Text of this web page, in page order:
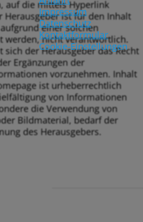
Impressum
Datenschutz
Kontaktformular
Cookie-Einstellungen
auf die mittels Hyperlink
Herausgeber ist für den Inhalt
einer solchen
werden, nicht verantwortlich.
sich der Herausgeber das Recht
Ergänzungen der
vorzunehmen. Inhalt
ist urheberrechtlich
von Informationen
die Verwendung von
Bildmaterial, bedarf der
des Herausgebers.